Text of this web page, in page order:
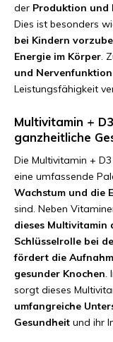
der Produktion und
Dies ist besonders
bei Kindern
Energie im Körper.
und
Leistungsfähigkeit
Multivitamin +
ganzheitliche
Die Multivitamin +
eine umfassende
Wachstum und die
sind. Neben
dieses Multivitamin
Schlüsselrolle bei
fördert die
gesunder Knochen.
sorgt dieses
umfangreiche
Gesundheit und ihr